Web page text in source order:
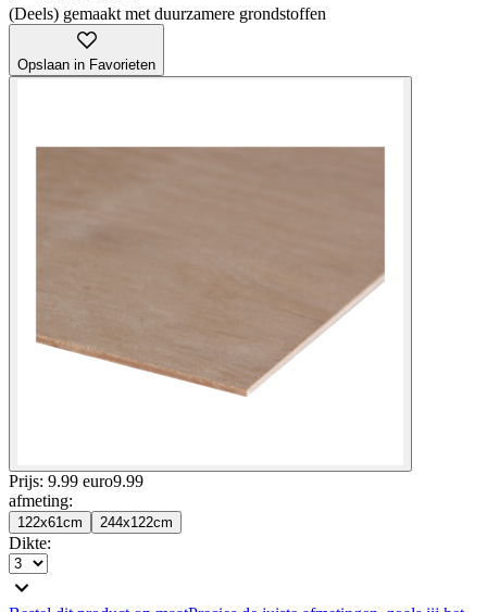
(Deels) gemaakt met duurzamere grondstoffen
Opslaan in Favorieten
Prijs: 9.99 euro9.99
afmeting:
122x61cm 244x122cm
Dikte: